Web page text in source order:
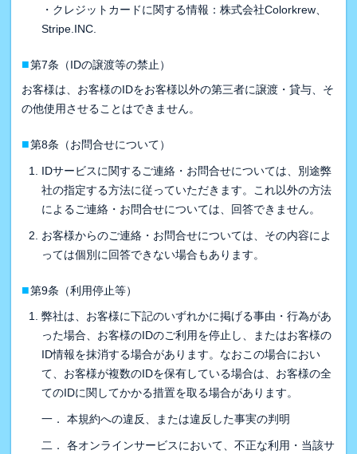
・クレジットカードに関する情報：株式会社Colorkrew、
Stripe.INC.
■第7条（IDの譲渡等の禁止）
お客様は、お客様のIDをお客様以外の第三者に譲渡・貸与、そ
の他使用させることはできません。
■第8条（お問合せについて）
IDサービスに関するご連絡・お問合せについては、別途弊
社の指定する方法に従っていただきます。これ以外の方法
によるご連絡・お問合せについては、回答できません。
お客様からのご連絡・お問合せについては、その内容によ
っては個別に回答できない場合もあります。
■第9条（利用停止等）
弊社は、お客様に下記のいずれかに掲げる事由・行為があ
った場合、お客様のIDのご利用を停止し、またはお客様の
ID情報を抹消する場合があります。なおこの場合におい
て、お客様が複数のIDを保有している場合は、お客様の全
てのIDに関してかかる措置を取る場合があります。
一． 本規約への違反、または違反した事実の判明
二． 各オンラインサービスにおいて、不正な利用・当該サ